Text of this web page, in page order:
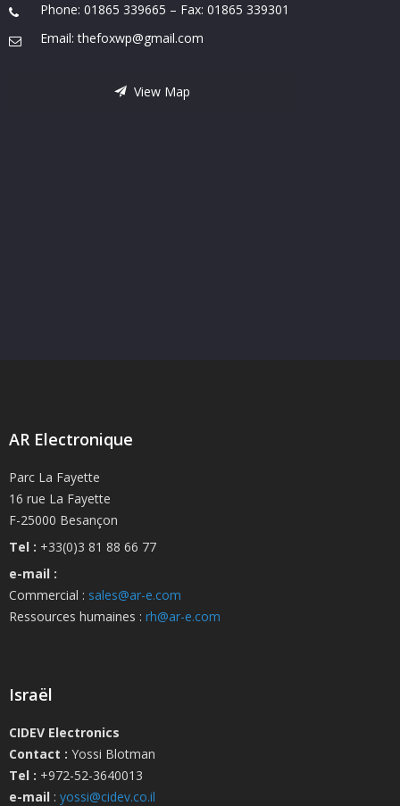
Phone: 01865 339665 – Fax: 01865 339301
Email: thefoxwp@gmail.com
View Map
AR Electronique
Parc La Fayette
16 rue La Fayette
F-25000 Besançon
Tel : +33(0)3 81 88 66 77
e-mail :
Commercial : sales@ar-e.com
Ressources humaines : rh@ar-e.com
Israël
CIDEV Electronics
Contact : Yossi Blotman
Tel : +972-52-3640013
e-mail : yossi@cidev.co.il